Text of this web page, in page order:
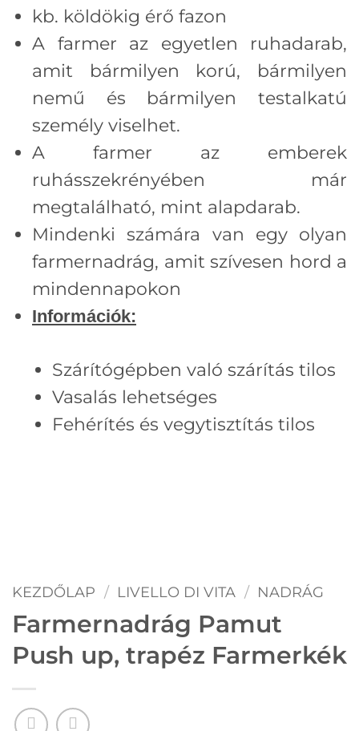
kb. köldökig érő fazon
A farmer az egyetlen ruhadarab,
amit bármilyen korú, bármilyen
nemű és bármilyen testalkatú
személy viselhet.
A farmer az emberek
ruhásszekrényében már
megtalálható, mint alapdarab.
Mindenki számára van egy olyan
farmernadrág, amit szívesen hord a
mindennapokon
Információk:
Szárítógépben való szárítás tilos
Vasalás lehetséges
Fehérítés és vegytisztítás tilos
KEZDŐLAP / LIVELLO DI VITA / NADRÁG
Farmernadrág Pamut
Push up, trapéz Farmerkék